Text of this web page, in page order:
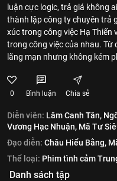
luận cực logic, trả giá không
thành lập công ty chuyên trả
xúc trong công việc Hạ Thiến
trong công việc của nhau. Từ
lãng mạn nhưng không kém
0 Bình luận Chia sẻ
Diễn viên: Lâm Canh Tân,
Vương Hạc Nhuận, Mã Tư
Đạo diễn: Châu Hiểu Bằng,
Thể loại: Phim tình cảm
Danh sách tập